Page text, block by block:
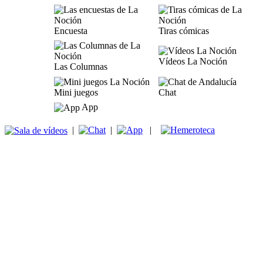
Encuesta Tiras cómicas
Las Columnas
Vídeos La Noción
Mini juegos
Chat
App
| | |